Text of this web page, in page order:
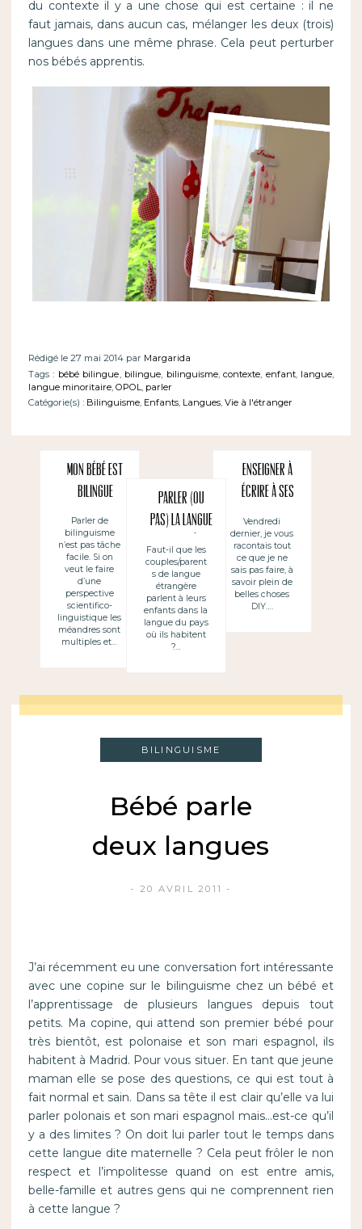
du contexte il y a une chose qui est certaine : il ne
faut jamais, dans aucun cas, mélanger les deux (trois)
langues dans une même phrase. Cela peut perturber
nos bébés apprentis.
Rédigé le 27 mai 2014 par Margarida
Tags : bébé bilingue, bilingue, bilinguisme,contexte, enfant, langue,
langue minoritaire, OPOL, parler
Catégorie(s) : Bilinguisme, Enfants, Langues, Vie à l'étranger
Mon bébé est
bilingue
Parler de
bilinguisme
n’est pas tâche
facile. Si on
veut le faire
d’une
perspective
scientifico-
linguistique les
méandres sont
multiples et…
Parler (ou
pas) la LANGUE
DU PAYS où on
habite à leurs
enfants ~
(no) Hablar a
los hijos en
la LENGUA DEL
vive
Faut-il que les
couples/parent
s de langue
étrangère
parlent à leurs
enfants dans la
langue du pays
où ils habitent
?…
Enseigner à
écrire à ses
propres
enfants
Vendredi
dernier, je vous
racontais tout
ce que je ne
sais pas faire, à
savoir plein de
belles choses
DIY….
BILINGUISME
Bébé parle
deux langues
20 AVRIL 2011
J’ai récemment eu une conversation fort intéressante
avec une copine sur le bilinguisme chez un bébé et
l’apprentissage de plusieurs langues depuis tout
petits. Ma copine, qui attend son premier bébé pour
très bientôt, est polonaise et son mari espagnol, ils
habitent à Madrid. Pour vous situer. En tant que jeune
maman elle se pose des questions, ce qui est tout à
fait normal et sain. Dans sa tête il est clair qu’elle va lui
parler polonais et son mari espagnol mais…est-ce qu’il
y a des limites ? On doit lui parler tout le temps dans
cette langue dite maternelle ? Cela peut frôler le non
respect et l’impolitesse quand on est entre amis,
belle-famille et autres gens qui ne comprennent rien
à cette langue ?